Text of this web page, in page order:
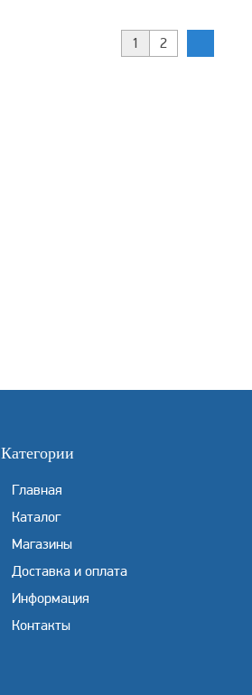
1 2
Категории
Главная
Каталог
Магазины
Доставка и оплата
Информация
Контакты